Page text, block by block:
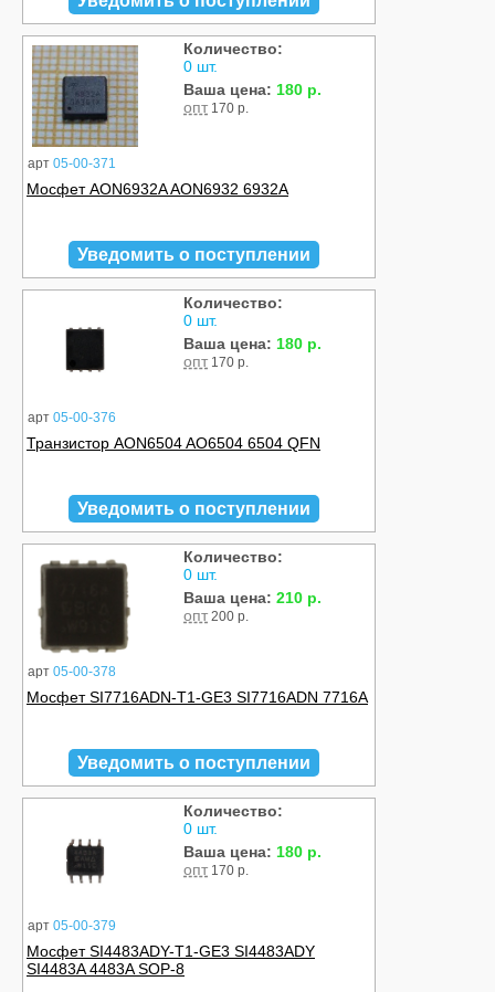
арт 05-00-371
Количество:
0 шт.
Ваша цена: 180 р.
опт 170 р.
Мосфет AON6932A AON6932 6932A
Уведомить о поступлении
арт 05-00-376
Количество:
0 шт.
Ваша цена: 180 р.
опт 170 р.
Транзистор AON6504 AO6504 6504 QFN
Уведомить о поступлении
арт 05-00-378
Количество:
0 шт.
Ваша цена: 210 р.
опт 200 р.
Мосфет SI7716ADN-T1-GE3 SI7716ADN 7716A
Уведомить о поступлении
арт 05-00-379
Количество:
0 шт.
Ваша цена: 180 р.
опт 170 р.
Мосфет SI4483ADY-T1-GE3 SI4483ADY
SI4483A 4483A SOP-8